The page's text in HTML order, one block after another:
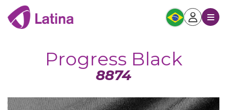
Progress Black
8874